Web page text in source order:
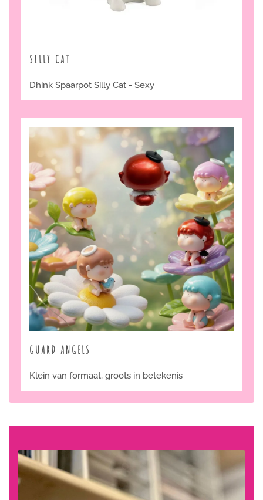
SILLY CAT
Dhink Spaarpot Silly Cat - Sexy
GUARD ANGELS
Klein van formaat, groots in betekenis